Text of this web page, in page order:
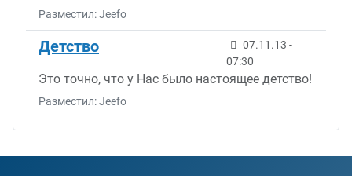
Разместил: Jeefo
Детство
07.11.13 -
07:30
Это точно, что у Нас было настоящее детство!
Разместил: Jeefo